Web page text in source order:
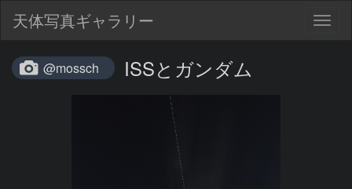
天体写真ギャラリー
@mossch ISSとガンダム